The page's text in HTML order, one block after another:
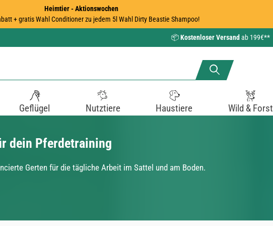
Heimtier - Aktionswochen
+ gratis Wahl Conditioner zu jedem 5l Wahl Dirty Beastie Shampoo!
📦Kostenloser Versand ab 199€**
Geflügel Nutztiere Haustiere Wild & Forst
dein Pferdetraining
Gerten für die tägliche Arbeit im Sattel und am Boden.